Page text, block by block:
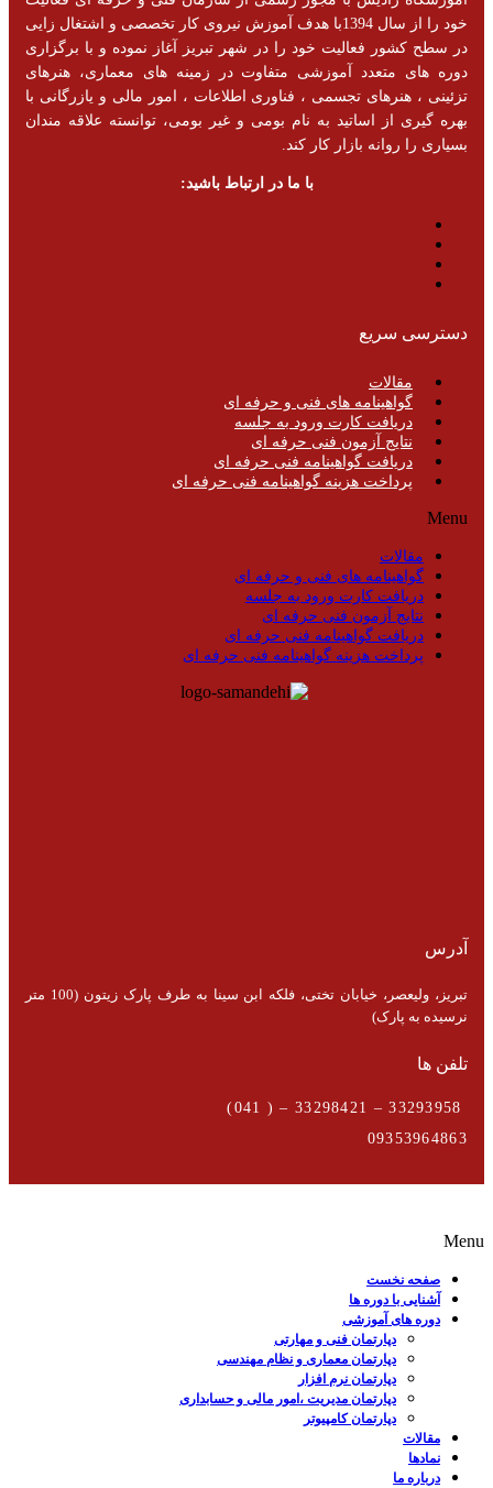
خود را از سال 1394با هدف آموزش نیروی کار تخصصی و اشتغال زایی
در سطح کشور فعالیت خود را در شهر تبریز آغاز نموده و با برگزاری
دوره های متعدد آموزشی متفاوت در زمینه های معماری، هنرهای
تزئینی ، هنرهای تجسمی ، فناوری اطلاعات ، امور مالی و یازرگانی با
بهره گیری از اساتید به نام بومی و غیر بومی، توانسته علاقه مندان
بسیاری را روانه بازار کار کند.
با ما در ارتباط باشید:
دسترسی سریع
مقالات
گواهینامه های فنی و حرفه ای
دریافت کارت ورود به جلسه
نتایج آزمون فنی حرفه ای
دریافت گواهینامه فنی حرفه ای
پرداخت هزینه گواهینامه فنی حرفه ای
Menu
مقالات
گواهینامه های فنی و حرفه ای
دریافت کارت ورود به جلسه
نتایج آزمون فنی حرفه ای
دریافت گواهینامه فنی حرفه ای
پرداخت هزینه گواهینامه فنی حرفه ای
آدرس
تبریز، ولیعصر، خیابان تختی، فلکه ابن سینا به طرف پارک زیتون (100 متر
نرسیده به پارک)
تلفن ها
09353964863
Menu
صفحه نخست
آشنایی با دوره ها
دوره های آموزشی
دپارتمان فنی و مهارتی
دپارتمان معماری و نظام مهندسی
دپارتمان نرم افزار
دپارتمان مدیریت ،امور مالی و حسابداری
دپارتمان کامپیوتر
مقالات
نمادها
درباره ما